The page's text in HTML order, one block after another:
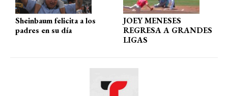
Sheinbaum felicita a los
padres en su día
JOEY MENESES
REGRESA A GRANDES
LIGAS